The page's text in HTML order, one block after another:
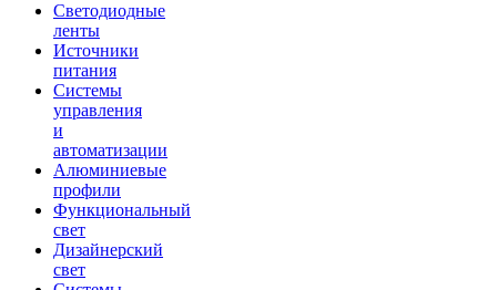
Светодиодные
ленты
Источники
питания
Системы
управления
и
автоматизации
Алюминиевые
профили
Функциональный
свет
Дизайнерский
свет